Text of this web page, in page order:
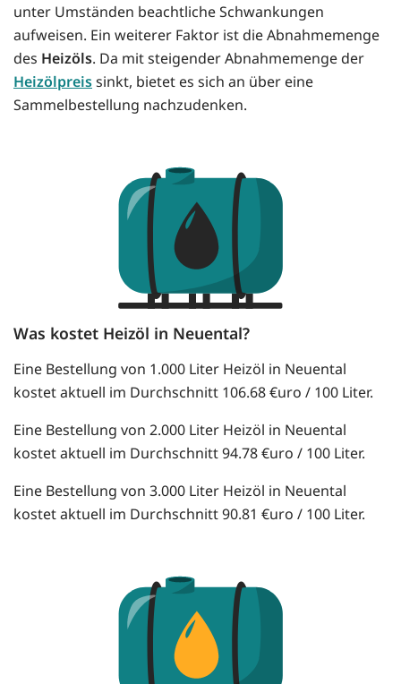
unter Umständen beachtliche Schwankungen
aufweisen. Ein weiterer Faktor ist die Abnahmemenge
des Heizöls. Da mit steigender Abnahmemenge der
Heizölpreissinkt, bietet es sich an über eine
Sammelbestellung nachzudenken.
Was kostet Heizöl in Neuental?
Eine Bestellung von 1.000 Liter Heizöl in Neuental
kostet aktuell im Durchschnitt 106.68 €uro / 100 Liter.
Eine Bestellung von 2.000 Liter Heizöl in Neuental
kostet aktuell im Durchschnitt 94.78 €uro / 100 Liter.
Eine Bestellung von 3.000 Liter Heizöl in Neuental
kostet aktuell im Durchschnitt 90.81 €uro / 100 Liter.